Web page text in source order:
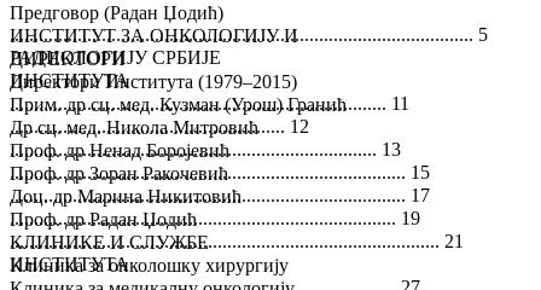
Предговор (Радан Џодић)
................................................................................................ 5
ИНСТИТУТ ЗА ОНКОЛОГИЈУ И
РАДИОЛОГИЈУ СРБИЈЕ
ДИРЕКТОРИ
ИНСТИТУТА
Директори Института (1979–2015)
.............................................................................. 11
Прим. др сц. мед. Кузман (Урош) Гранић
......................................................... 12
Др сц. мед. Никола Митровић
............................................................................ 13
Проф. др Ненад Боројевић
.................................................................................. 15
Проф. др Зоран Ракочевић
.................................................................................. 17
Доц. др Марина Никитовић
................................................................................ 19
Проф. др Радан Џодић
......................................................................................... 21
КЛИНИКЕ И СЛУЖБЕ
ИНСТИТУТА
Клиника за онколошку хирургију